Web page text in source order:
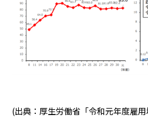
(出典：厚生労働省「令和元年度雇